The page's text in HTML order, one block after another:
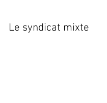
Le syndicat mixte